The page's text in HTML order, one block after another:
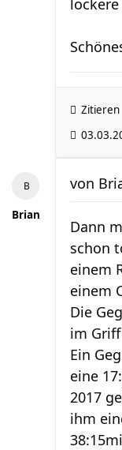
Zitieren
Brian
von
Dann
schon
einem
einem
Die
im
Ein
eine
2017
ihm